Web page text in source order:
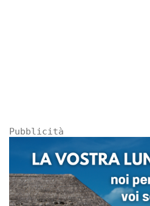
Pubblicità